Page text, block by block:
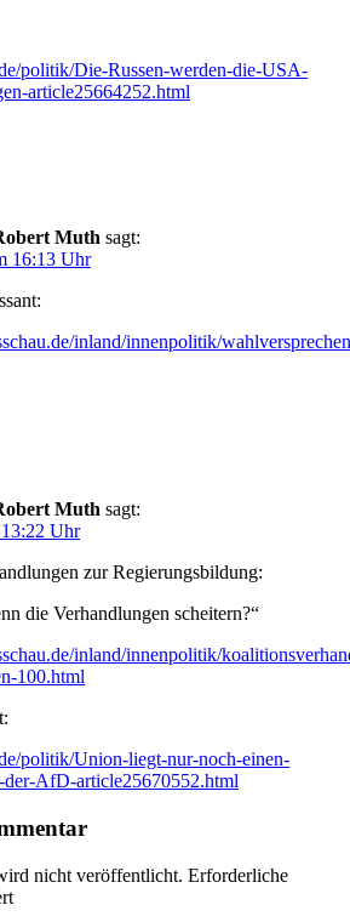
politik/Die-Russen-werden-die-USA-
article25664252.html
Muth sagt:
16:13 Uhr
inland/innenpolitik/
Muth sagt:
Uhr
zur Regierungsbildung:
die Verhandlungen scheitern?“
inland/innenpolitik/
100.html
politik/Union-liegt-nur-noch-einen-
AfD-article25670552.html
nicht veröffentlicht. Erforderliche